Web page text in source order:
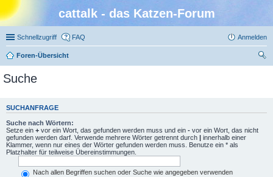
cattalk - das Katzen-Forum
Schnellzugriff FAQ Anmelden
Foren-Übersicht
Suche
SUCHANFRAGE
Suche nach Wörtern:
Setze ein + vor ein Wort, das gefunden werden muss und ein - vor ein Wort, das nicht
gefunden werden darf. Verwende mehrere Wörter getrennt durch | innerhalb einer
Klammer, wenn nur eines der Wörter gefunden werden muss. Benutze ein * als
Platzhalter für teilweise Übereinstimmungen.
Nach allen Begriffen suchen oder Suche wie angegeben verwenden